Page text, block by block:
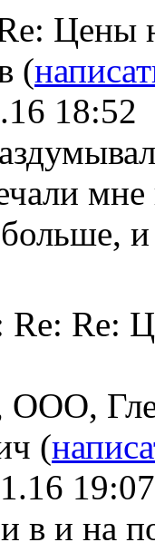
Цены
(
мне
Re: Re:
(
в и на